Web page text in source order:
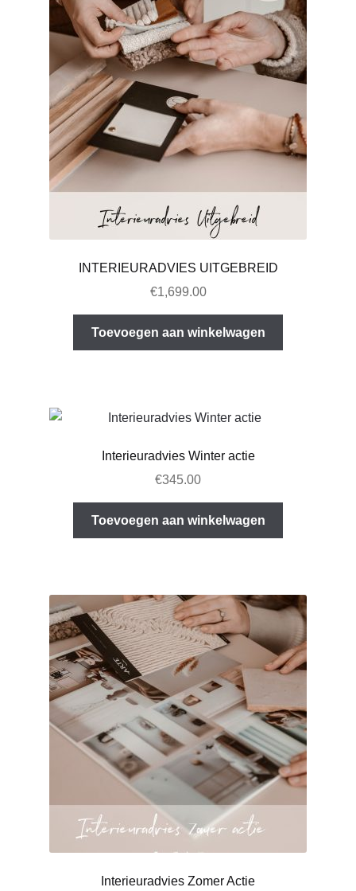
INTERIEURADVIES UITGEBREID
€1,699.00
Toevoegen aan winkelwagen
Interieuradvies Winter actie
€345.00
Toevoegen aan winkelwagen
Interieuradvies Zomer Actie